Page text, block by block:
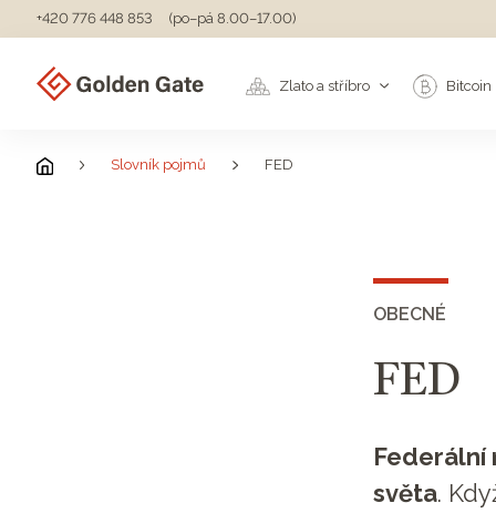
+420 776 448 853 (po–pá 8.00–17.00)
Zlato a stříbro Bitcoin
Slovník pojmů FED
OBECNÉ
FED
Federální
světa.